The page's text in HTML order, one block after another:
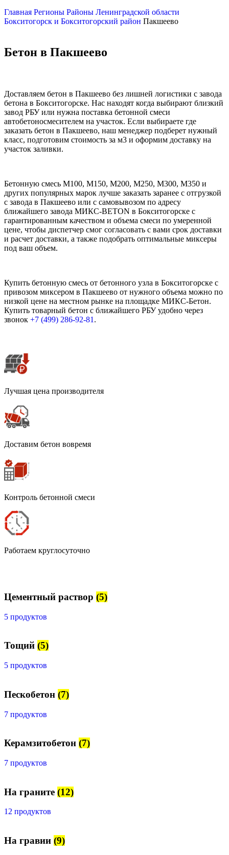
Главная Регионы Районы Ленинградской области
Бокситогорск и Бокситогорский район Пакшеево
Бетон в Пакшеево
Доставляем бетон в Пакшеево без лишней логистики с завода
бетона в Бокситогорске. Нас находят когда выбирают близкий
завод РБУ или нужна поставка бетонной смеси
автобетоносмесителем на участок. Если выбираете где
заказать бетон в Пакшеево, наш менеджер подберет нужный
класс, подготовим стоимость за м3 и оформим доставку на
участок заливки.
Бетонную смесь М100, М150, М200, М250, М300, М350 и
других популярных марок лучше заказать заранее с отгрузкой
с завода в Пакшеево или с самовывозом по адресу
ближайшего завода МИКС-BETON в Бокситогорске с
гарантированным качеством и объема смеси по умеренной
цене, чтобы диспетчер смог согласовать с вами срок доставки
и расчет доставки, а также подобрать оптимальные миксеры
под ваш объем.
Купить бетонную смесь от бетонного узла в Бокситогорске с
привозом миксером в Пакшеево от нужного объема можно по
низкой цене на местном рынке на площадке МИКС-Бетон.
Купить товарный бетон с ближайшего РБУ удобно через
звонок +7 (499) 286-92-81 .
Лучшая цена производителя
Доставим бетон вовремя
Контроль бетонной смеси
Работаем круглосуточно
Цементный раствор (5)
5 продуктов
Тощий (5)
5 продуктов
Пескобетон (7)
7 продуктов
Керамзитобетон (7)
7 продуктов
На граните (12)
12 продуктов
На гравии (9)